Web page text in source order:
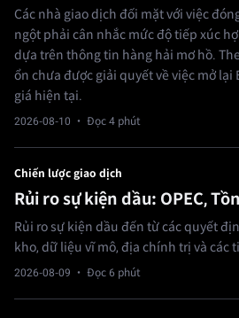
Các nhà giao dịch đối mặt với việc
ngột phải cân nhắc mức độ tiếp xúc
dựa trên thông tin hàng hải mơ hồ.
ổn chưa được giải quyết về việc mở lại
giá hiện tại.
2026-08-10 · Đọc 4 phút
Chiến lược giao dịch
Rủi ro sự kiện dầu: OPEC,
Rủi ro sự kiện dầu đến từ các quyết
kho, dữ liệu vĩ mô, địa chính trị và các
2026-08-09 · Đọc 6 phút